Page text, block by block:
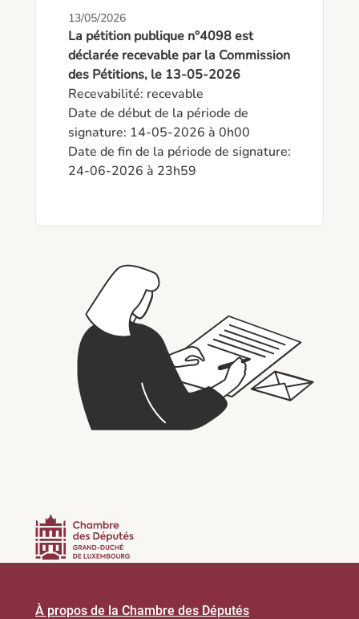
13/05/2026
La pétition publique n°4098 est
déclarée recevable par la Commission
des Pétitions, le 13-05-2026
Recevabilité: recevable
Date de début de la période de
signature: 14-05-2026 à 0h00
Date de fin de la période de signature:
24-06-2026 à 23h59
À propos de la Chambre des Députés